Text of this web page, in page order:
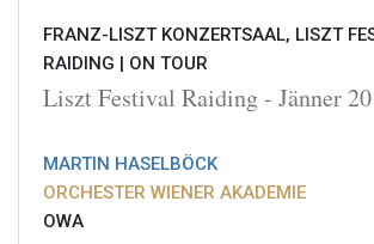
FRANZ-LISZT KONZERTSAAL, LISZT
RAIDING | ON TOUR
Liszt Festival Raiding - Jänner
MARTIN HASELBÖCK
ORCHESTER WIENER AKADEMIE
OWA